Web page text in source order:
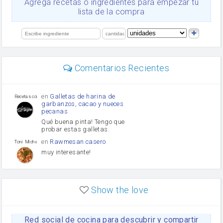
orégano
limón
Agrega recetas o ingredientes para empezar tu
lista de la compra
Comentarios Recientes
Recetas con sazon
en Galletas de harina de
garbanzos, cacao y nueces
pecanas
Qué buena pinta! Tengo que
probar estas galletas.
Toni Michel Caubet
en Rawmesan casero
muy interesante!
enLasaña casera fácil y
HOJALDROSA TV
enGachas de la abuela
Show the love
Red social de cocina para descubrir y compartir